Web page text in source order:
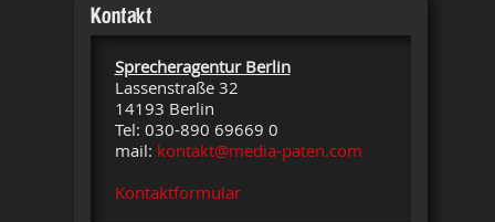
Kontakt
Sprecheragentur Berlin
Lassenstraße 32
14193 Berlin
Tel: 030-890 69669 0
mail: kontakt@media-paten.com
Kontaktformular